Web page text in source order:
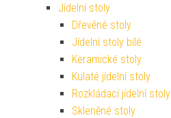
Jídelní stoly
Dřevěné stoly
Jídelní stoly bílé
Keramické stoly
Kulaté jídelní stoly
Rozkládací jídelní stoly
Skleněné stoly